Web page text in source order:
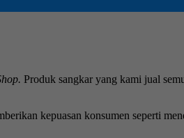
Produk sangkar yang kami jual
kepuasan konsumen seperti